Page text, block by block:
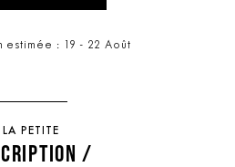
estimée : 19 - 22 Août
LA PETITE
/